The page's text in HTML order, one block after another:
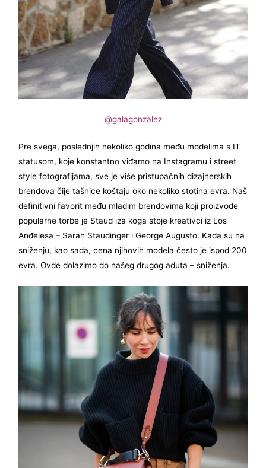
@galagonzalez
Pre svega, poslednjih nekoliko godina među modelima s IT
statusom, koje konstantno viđamo na Instagramu i street
style fotografijama, sve je više pristupačnih dizajnerskih
brendova čije tašnice koštaju oko nekoliko stotina evra. Naš
definitivni favorit među mladim brendovima koji proizvode
popularne torbe je Staud iza koga stoje kreativci iz Los
Anđelesa – Sarah Staudinger i George Augusto. Kada su na
sniženju, kao sada, cena njihovih modela često je ispod 200
evra. Ovde dolazimo do našeg drugog aduta – sniženja.